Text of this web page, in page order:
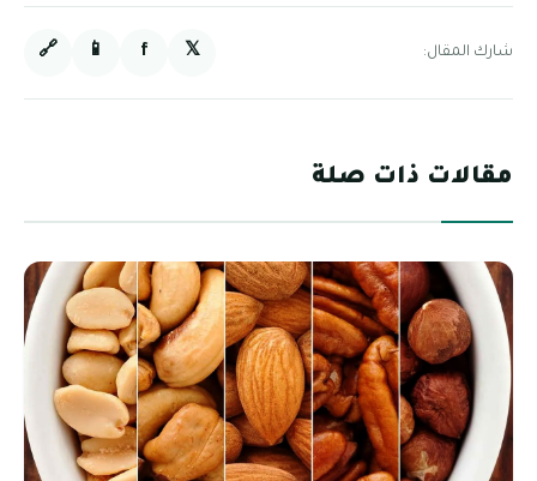
شارك المقال: 𝕏
f
📱
🔗
مقالات ذات صلة